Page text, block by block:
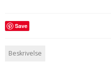
Save
Beskrivelse